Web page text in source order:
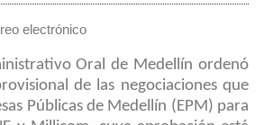
electrónico
Oral de Medellín ordenó
de las negociaciones que
Públicas de Medellín (EPM) para